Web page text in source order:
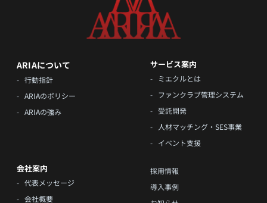
ARIAについて
- 行動指針
- ARIAのポリシー
- ARIAの強み
サービス案内
-
ミエクルとは
- ファンクラブ管理システム
- 受託開発
-
人材マッチング・SES事業
- イベント支援
会社案内
- 代表メッセージ
- 会社概要
採用情報
導入事例